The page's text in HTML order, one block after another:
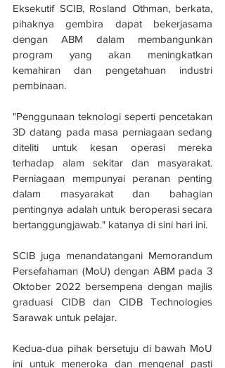
Eksekutif SCIB, Rosland Othman, berkata,
pihaknya gembira dapat bekerjasama
dengan ABM dalam membangunkan
program yang akan meningkatkan
kemahiran dan pengetahuan industri
pembinaan.
"Penggunaan teknologi seperti pencetakan
3D datang pada masa perniagaan sedang
diteliti untuk kesan operasi mereka
terhadap alam sekitar dan masyarakat.
Perniagaan mempunyai peranan penting
dalam masyarakat dan bahagian
pentingnya adalah untuk beroperasi secara
bertanggungjawab." katanya di sini hari ini.
SCIB juga menandatangani Memorandum
Persefahaman (MoU) dengan ABM pada 3
Oktober 2022 bersempena dengan majlis
graduasi CIDB dan CIDB Technologies
Sarawak untuk pelajar.
Kedua-dua pihak bersetuju di bawah MoU
ini untuk meneroka dan mengenal pasti